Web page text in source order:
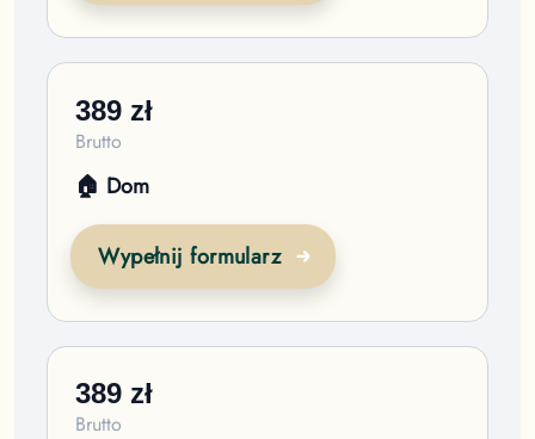
389 zł
Brutto
🏠 Dom
Wypełnij formularz
389 zł
Brutto